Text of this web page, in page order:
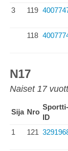
3 119
118
N17
Naiset 17
Sija Nro
Sportti-
ID
1 121